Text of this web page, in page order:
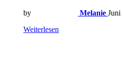
by Melanie Juni
Weiterlesen